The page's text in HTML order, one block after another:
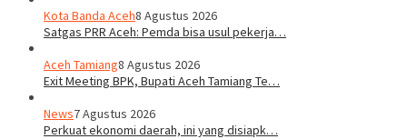
Kota Banda Aceh8 Agustus 2026
Satgas PRR Aceh: Pemda bisa usul pekerja…
Aceh Tamiang8 Agustus 2026
Exit Meeting BPK, Bupati Aceh Tamiang Te…
News7 Agustus 2026
Perkuat ekonomi daerah, ini yang disiapk…